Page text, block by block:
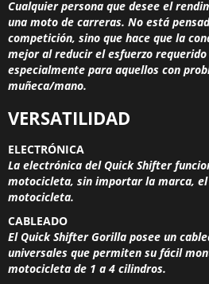
Cualquier persona que desee el
una moto de carreras. No está
competición, sino que hace que la
mejor al reducir el esfuerzo
especialmente para aquellos con
muñeca/mano.
VERSATILIDAD
ELECTRÓNICA
La electrónica del Quick Shifter
motocicleta, sin importar la marca,
motocicleta.​
CABLEADO
El Quick Shifter Gorilla posee un
universales que permiten su fácil
motocicleta de 1 a 4 cilindros.​